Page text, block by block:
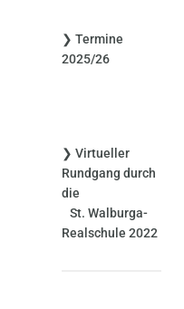
a
c
❯ Termine
2025/26
❯ Virtueller
Rundgang durch
die
St. Walburga-
Realschule 2022